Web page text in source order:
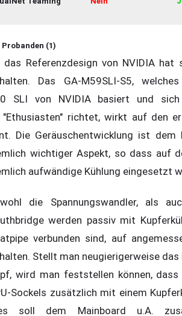
Probanden (1)
das Referenzdesign von NVIDIA hat
Das GA-M59SLI-S5,
SLI von NVIDIA basiert und sich
"Ethusiasten" richtet, wirkt auf den
Die Geräuschentwicklung ist dem
wichtiger Aspekt, so dass auf
aufwändige Kühlung eingesetzt
die Spannungswandler, als
werden passiv mit
verbunden sind, auf
Stellt man neugierigerweise
wird man feststellen können,
Sockels zusätzlich mit einem
soll dem Mainboard u.A.